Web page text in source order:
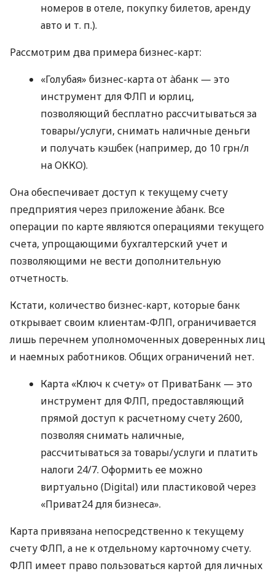
номеров в отеле, покупку билетов, аренду
авто и т. п.).
Рассмотрим два примера бизнес-карт:
«Голубая» бизнес-карта от àбанк — это
инструмент для ФЛП и юрлиц,
позволяющий бесплатно рассчитываться за
товары/услуги, снимать наличные деньги
и получать кэшбек (например, до 10 грн/л
на ОККО).
Она обеспечивает доступ к текущему счету
предприятия через приложение àбанк. Все
операции по карте являются операциями текущего
счета, упрощающими бухгалтерский учет и
позволяющими не вести дополнительную
отчетность.
Кстати, количество бизнес-карт, которые банк
открывает своим клиентам-ФЛП, ограничивается
лишь перечнем уполномоченных доверенных лиц
и наемных работников. Общих ограничений нет.
Карта «Ключ к счету» от ПриватБанк — это
инструмент для ФЛП, предоставляющий
прямой доступ к расчетному счету 2600,
позволяя снимать наличные,
рассчитываться за товары/услуги и платить
налоги 24/7. Оформить ее можно
виртуально (Digital) или пластиковой через
«Приват24 для бизнеса».
Карта привязана непосредственно к текущему
счету ФЛП, а не к отдельному карточному счету.
ФЛП имеет право пользоваться картой для личных